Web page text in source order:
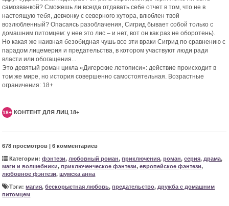
самозванкой? Сможешь ли всегда отдавать себе отчет в том, что не в
настоящую тебя, девчонку с северного хутора, влюблен твой
возлюбленный? Опасаясь разоблачения, Сигрид бывает собой только с
домашним питомцем: у нее это лис – и нет, вот он как раз не оборотень).
Но какая же наивная безобидная чушь все эти враки Сигрид по сравнению с
парадом лицемерия и предательства, в котором участвуют люди ради
власти или обогащения...
Это девятый роман цикла «Дигерские летописи»: действие происходит в
том же мире, но история совершенно самостоятельная. Возрастные
ограничения: 18+
18+ КОНТЕНТ ДЛЯ ЛИЦ 18+
678 просмотров | 6 комментариев
Категории:фэнтези, любовный роман,приключения,роман,серия, драма,
маги и волшебники,приключенческое фэнтези,европейское фэнтези,
любовное фэнтези,шумска анна
Тэги:магия,бескорыстная любовь,предательство, дружба с домашним
питомцем